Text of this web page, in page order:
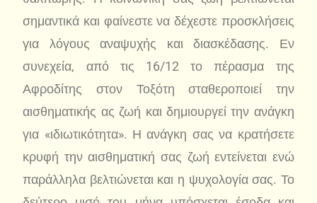
σημαντικά και φαίνεστε να δέχεστε προσκλήσεις
για λόγους αναψυχής και διασκέδασης. Εν
συνεχεία, από τις 16/12 το πέρασμα της
Αφροδίτης στον Τοξότη σταθεροποιεί την
αισθηματικής ας ζωή και δημιουργεί την ανάγκη
για «ιδιωτικότητα». Η ανάγκη σας να κρατήσετε
κρυφή την αισθηματική σας ζωή εντείνεται ενώ
παράλληλα βελτιώνεται και η ψυχολογία σας. Το